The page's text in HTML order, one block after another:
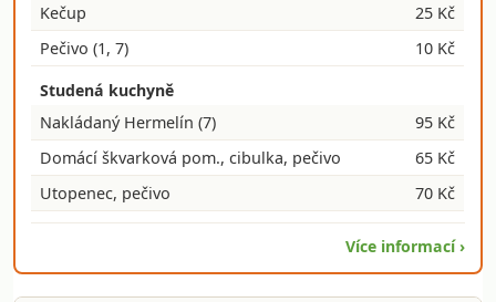
Kečup
25 Kč
Pečivo(1, 7)
10 Kč
Studená kuchyně
Nakládaný Hermelín(7)
95 Kč
Domácí škvarková pom., cibulka, pečivo
65 Kč
Utopenec, pečivo
70 Kč
Více informací ›